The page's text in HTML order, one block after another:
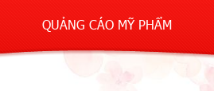
QUẢNG CÁO MỸ PHẨM